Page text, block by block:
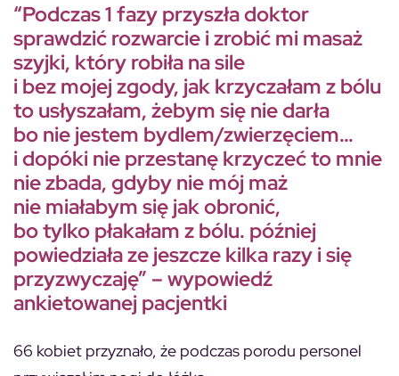
“Podczas 1 fazy przyszła doktor
sprawdzić rozwarcie i zrobić mi masaż
szyjki, który robiła na sile
i bez mojej zgody, jak krzyczałam z bólu
to usłyszałam, żebym się nie darła
bo nie jestem bydlem/zwierzęciem…
i dopóki nie przestanę krzyczeć to mnie
nie zbada, gdyby nie mój maż
nie miałabym się jak obronić,
bo tylko płakałam z bólu. później
powiedziała ze jeszcze kilka razy i się
przyzwyczaję” – wypowiedź
ankietowanej pacjentki
66 kobiet przyznało, że podczas porodu personel